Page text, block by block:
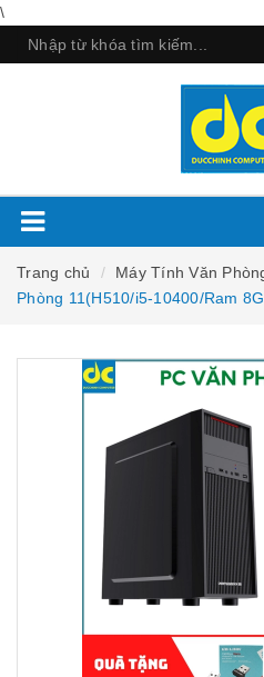
\
Trang chủ Máy Tính Văn
Phòng 11(H510/i5-10400/Ram